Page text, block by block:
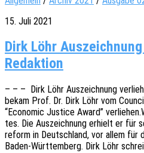
15. Juli 2021
Dirk Löhr
Redaktion
– – – Dirk Löhr Auszeich­nung
bekam Prof. Dr. Dirk Löhr vom
“Econo­mic Justi­ce Award”
tes. Die Auszeich­nung erhielt er für
re­form in Deutsch­land, vor allem für
Baden-Würt­tem­berg. Dirk Löhr